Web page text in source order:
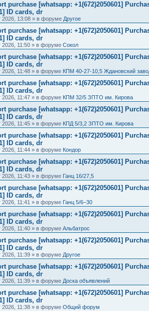
purchase [whatsapp: +1(672)2050601]
ID cards, dr
2026, 13:08 » в форуме Другое
purchase [whatsapp: +1(672)2050601]
ID cards, dr
2026, 11:50 » в форуме Сокол
purchase [whatsapp: +1(672)2050601]
ID cards, dr
2026, 11:48 » в форуме КПМ 40-27-10,5 Ждановский
purchase [whatsapp: +1(672)2050601]
ID cards, dr
2026, 11:47 » в форуме КПМ 32/5 ЗПТО им. Кирова
purchase [whatsapp: +1(672)2050601]
ID cards, dr
2026, 11:45 » в форуме КПД 5/3,2 ЗПТО им. Кирова
purchase [whatsapp: +1(672)2050601]
ID cards, dr
2026, 11:44 » в форуме Кондор
purchase [whatsapp: +1(672)2050601]
ID cards, dr
2026, 11:43 » в форуме Ганц 16/27,5
purchase [whatsapp: +1(672)2050601]
ID cards, dr
2026, 11:41 » в форуме Ганц 5/6–30
purchase [whatsapp: +1(672)2050601]
ID cards, dr
2026, 11:40 » в форуме Альбатрос
purchase [whatsapp: +1(672)2050601]
ID cards, dr
2026, 11:39 » в форуме Другое
purchase [whatsapp: +1(672)2050601]
ID cards, dr
2026, 11:39 » в форуме Доска объявлений
purchase [whatsapp: +1(672)2050601]
ID cards, dr
2026, 11:38 » в форуме Общий форум